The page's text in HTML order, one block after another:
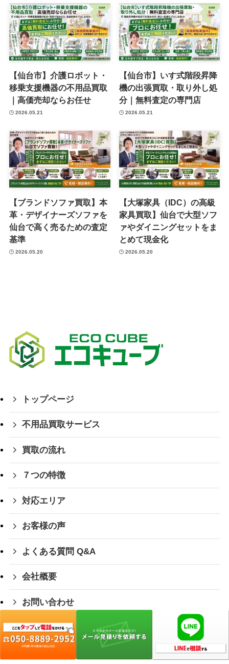
【仙台市】介護ロボット・
移乗支援機器の不用品買取
｜高価売却ならお任せ
2026.05.21
【仙台市】いす式階段昇降
機の出張買取・取り外し処
分｜無料査定の専門店
2026.05.21
【ブランドソファ買取】本
革・デザイナーズソファを
仙台で高く売るための査定
基準
2026.05.20
【大塚家具（IDC）の高級
家具買取】仙台で大型ソフ
ァやダイニングセットをま
とめて現金化
2026.05.20
トップページ
不用品買取サービス
買取の流れ
７つの特徴
対応エリア
お客様の声
よくある質問 Q&A
会社概要
お問い合わせ
お役立ち情報